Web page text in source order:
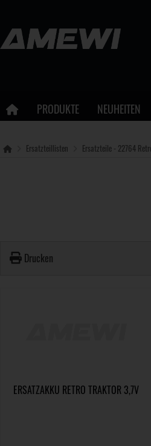
PRODUKTE NEUHEITEN
Ersatzteillisten Ersatzteile - 22764
Drucken
ERSATZAKKU RETRO TRAKTOR 3,7V